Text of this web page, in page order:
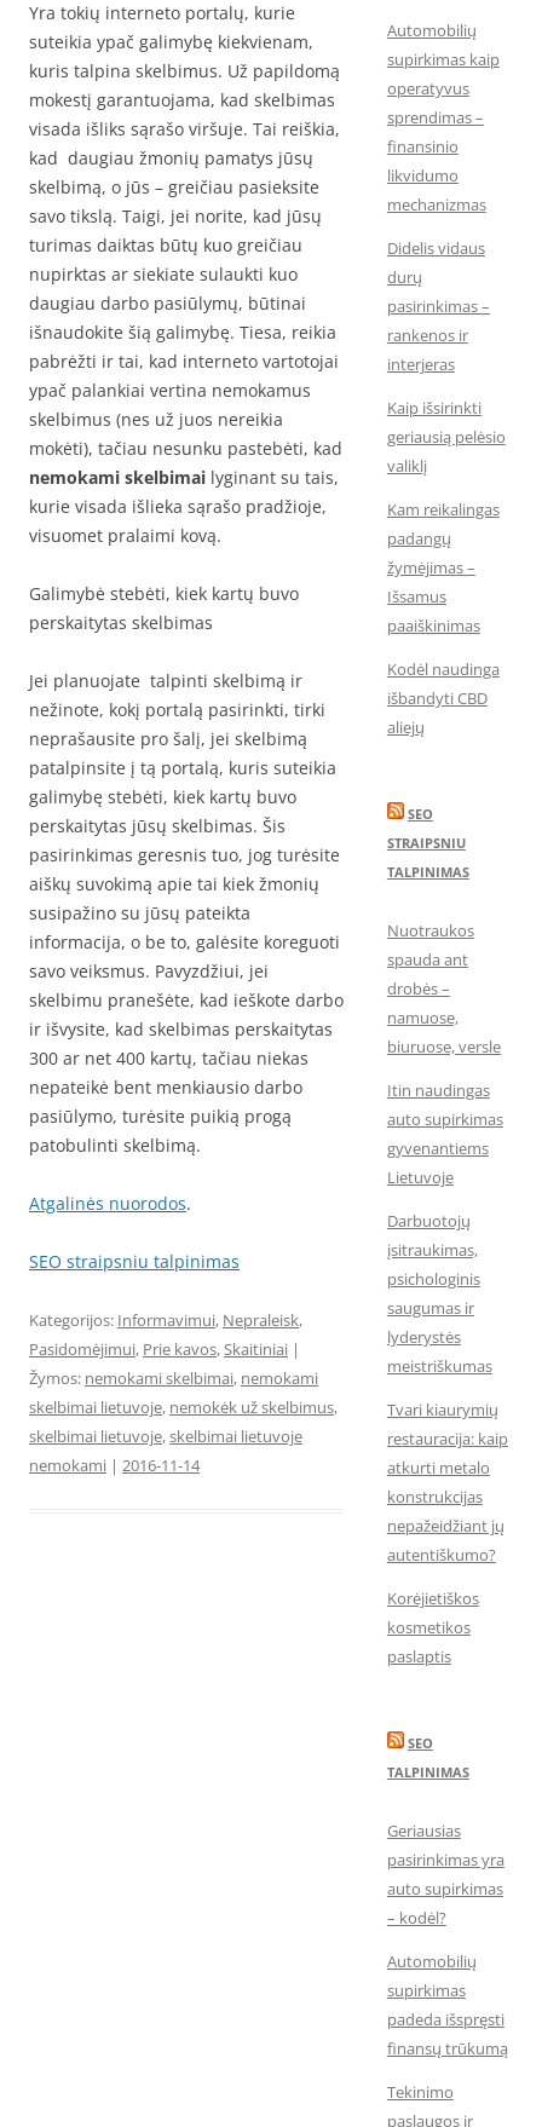
Yra tokių interneto portalų, kurie
suteikia ypač galimybę kiekvienam,
kuris talpina skelbimus. Už papildomą
mokestį garantuojama, kad skelbimas
visada išliks sąrašo viršuje. Tai reiškia,
kad daugiau žmonių pamatys jūsų
skelbimą, o jūs – greičiau pasieksite
savo tikslą. Taigi, jei norite, kad jūsų
turimas daiktas būtų kuo greičiau
nupirktas ar siekiate sulaukti kuo
daugiau darbo pasiūlymų, būtinai
išnaudokite šią galimybę. Tiesa, reikia
pabrėžti ir tai, kad interneto vartotojai
ypač palankiai vertina nemokamus
skelbimus (nes už juos nereikia
mokėti), tačiau nesunku pastebėti, kad
nemokami skelbimai lyginant su tais,
kurie visada išlieka sąrašo pradžioje,
visuomet pralaimi kovą.
Galimybė stebėti, kiek kartų buvo
perskaitytas skelbimas
Jei planuojate talpinti skelbimą ir
nežinote, kokį portalą pasirinkti, tirki
neprašausite pro šalį, jei skelbimą
patalpinsite į tą portalą, kuris suteikia
galimybę stebėti, kiek kartų buvo
perskaitytas jūsų skelbimas. Šis
pasirinkimas geresnis tuo, jog turėsite
aiškų suvokimą apie tai kiek žmonių
susipažino su jūsų pateikta
informacija, o be to, galėsite koreguoti
savo veiksmus. Pavyzdžiui, jei
skelbimu pranešėte, kad ieškote darbo
ir išvysite, kad skelbimas perskaitytas
300 ar net 400 kartų, tačiau niekas
nepateikė bent menkiausio darbo
pasiūlymo, turėsite puikią progą
patobulinti skelbimą.
Atgalinės nuorodos.
SEO straipsniu talpinimas
Kategorijos: Informavimui, Nepraleisk,
Pasidomėjimui, Prie kavos,Skaitiniai |
Žymos: nemokami skelbimai, nemokami
skelbimai lietuvoje, nemokėk už skelbimus,
skelbimai lietuvoje,skelbimai lietuvoje
nemokami | 2016-11-14
Automobilių
supirkimas kaip
operatyvus
sprendimas –
finansinio
likvidumo
mechanizmas
Didelis vidaus
durų
pasirinkimas –
rankenos ir
interjeras
Kaip išsirinkti
geriausią pelėsio
valiklį
Kam reikalingas
padangų
žymėjimas –
Išsamus
paaiškinimas
Kodėl naudinga
išbandyti CBD
aliejų
SEO
STRAIPSNIU
TALPINIMAS
Nuotraukos
spauda ant
drobės –
namuose,
biuruose, versle
Itin naudingas
auto supirkimas
gyvenantiems
Lietuvoje
Darbuotojų
įsitraukimas,
psichologinis
saugumas ir
lyderystės
meistriškumas
Tvari kiaurymių
restauracija: kaip
atkurti metalo
konstrukcijas
nepažeidžiant jų
autentiškumo?
Korėjietiškos
kosmetikos
paslaptis
SEO
TALPINIMAS
Geriausias
pasirinkimas yra
auto supirkimas
– kodėl?
Automobilių
supirkimas
padeda išspręsti
finansų trūkumą
Tekinimo
paslaugos ir